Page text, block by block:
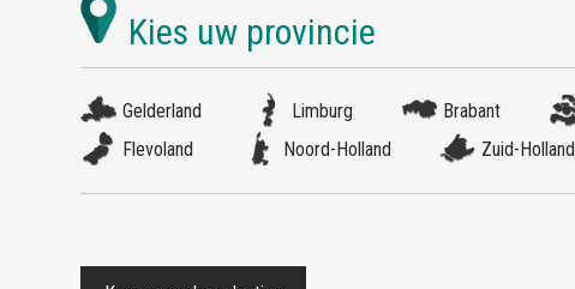
Gelderland Limburg Brabant
Flevoland
Noord-Holland Zuid-Holland